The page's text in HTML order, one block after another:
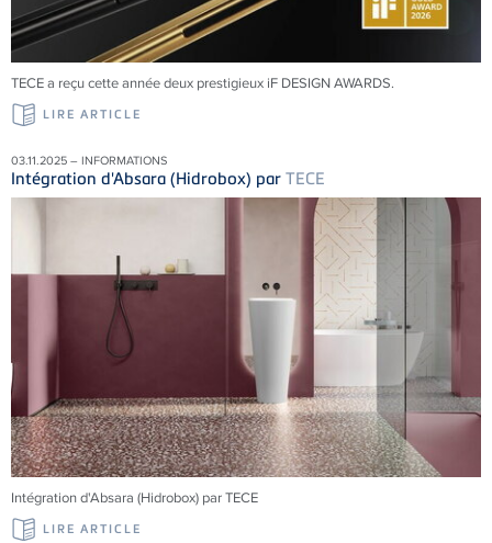
TECE a reçu cette année deux prestigieux iF DESIGN AWARDS.
LIRE ARTICLE
03.11.2025 – INFORMATIONS
Intégration d'Absara (Hidrobox) par TECE
Intégration d'Absara (Hidrobox) par TECE
LIRE ARTICLE